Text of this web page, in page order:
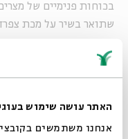
האתר עושה שימוש
בכוחות פנימיים של
שתואר בשיר על מכת
בכנען. כנען היא ארץ
בגשם, ואילו מצרים,
לדם, יוצאות ממנו